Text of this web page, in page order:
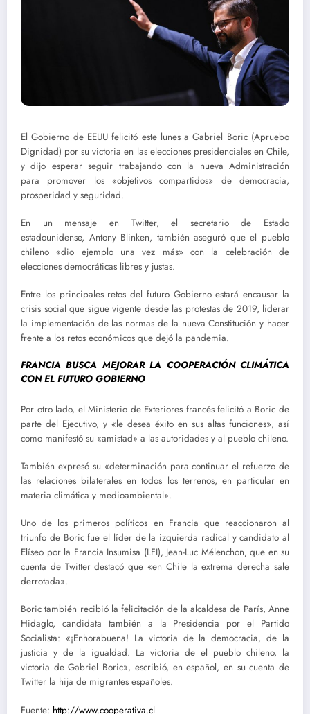
El Gobierno de EEUU felicitó este lunes a Gabriel Boric (Apruebo
Dignidad) por su victoria en las elecciones presidenciales en Chile,
y dijo esperar seguir trabajando con la nueva Administración
para promover los «objetivos compartidos» de democracia,
prosperidad y seguridad.
En un mensaje en Twitter, el secretario de Estado
estadounidense, Antony Blinken, también aseguró que el pueblo
chileno «dio ejemplo una vez más» con la celebración de
elecciones democráticas libres y justas.
Entre los principales retos del futuro Gobierno estará encausar la
crisis social que sigue vigente desde las protestas de 2019, liderar
la implementación de las normas de la nueva Constitución y hacer
frente a los retos económicos que dejó la pandemia.
FRANCIA BUSCA MEJORAR LA COOPERACIÓN CLIMÁTICA
CON EL FUTURO GOBIERNO
Por otro lado, el Ministerio de Exteriores francés felicitó a Boric de
parte del Ejecutivo, y «le desea éxito en sus altas funciones», así
como manifestó su «amistad» a las autoridades y al pueblo chileno.
También expresó su «determinación para continuar el refuerzo de
las relaciones bilaterales en todos los terrenos, en particular en
materia climática y medioambiental».
Uno de los primeros políticos en Francia que reaccionaron al
triunfo de Boric fue el líder de la izquierda radical y candidato al
Elíseo por la Francia Insumisa (LFI), Jean-Luc Mélenchon, que en su
cuenta de Twitter destacó que «en Chile la extrema derecha sale
derrotada».
Boric también recibió la felicitación de la alcaldesa de París, Anne
Hidaglo, candidata también a la Presidencia por el Partido
Socialista: «¡Enhorabuena! La victoria de la democracia, de la
justicia y de la igualdad. La victoria de el pueblo chileno, la
victoria de Gabriel Boric», escribió, en español, en su cuenta de
Twitter la hija de migrantes españoles.
Fuente: http://www.cooperativa.cl